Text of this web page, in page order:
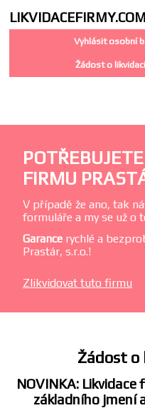
LIKVIDACEFIRMY.COM
Vyhlásit osobní
Žádost o
FIRMU
V případě že ano, tak
formuláře a my se už o
Garance rychlé a
Prastár, s.r.o.!
Zlikvidovat tuto firmu
Žádost
NOVINKA:
základního jmení